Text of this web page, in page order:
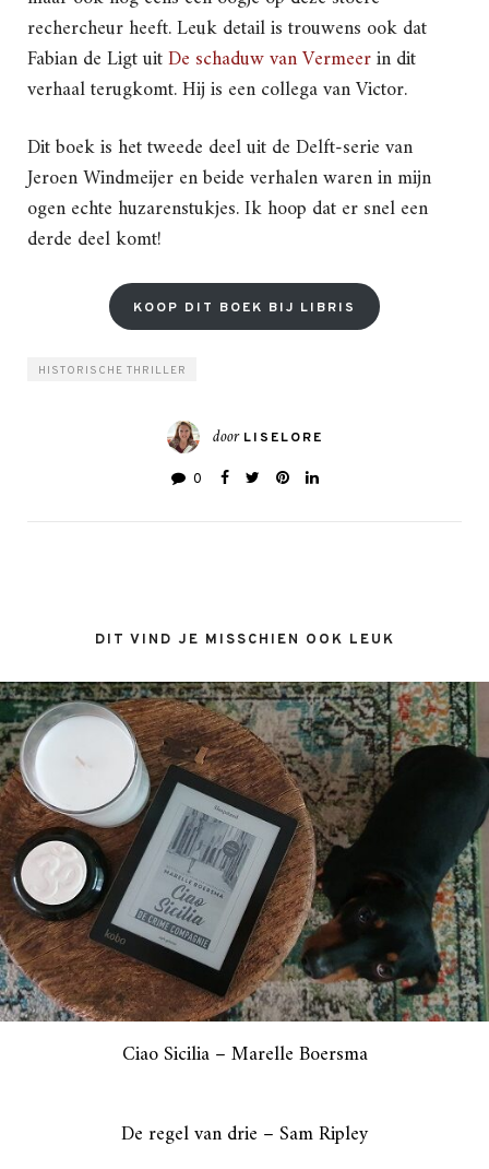
rechercheur heeft. Leuk detail is trouwens ook dat
Fabian de Ligt uitDe schaduw van Vermeerin dit
verhaal terugkomt. Hij is een collega van Victor.
Dit boek is het tweede deel uit de Delft-serie van
Jeroen Windmeijer en beide verhalen waren in mijn
ogen echte huzarenstukjes. Ik hoop dat er snel een
derde deel komt!
KOOP DIT BOEK BIJ LIBRIS
HISTORISCHE THRILLER
door LISELORE
0
DIT VIND JE MISSCHIEN OOK LEUK
Ciao Sicilia – Marelle Boersma
De regel van drie – Sam Ripley